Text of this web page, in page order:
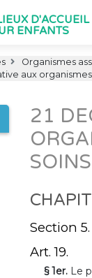
D'ACCUEIL
ENFANTS
Organismes
aux
21
Section
Art. 19.
§ 1er. Le